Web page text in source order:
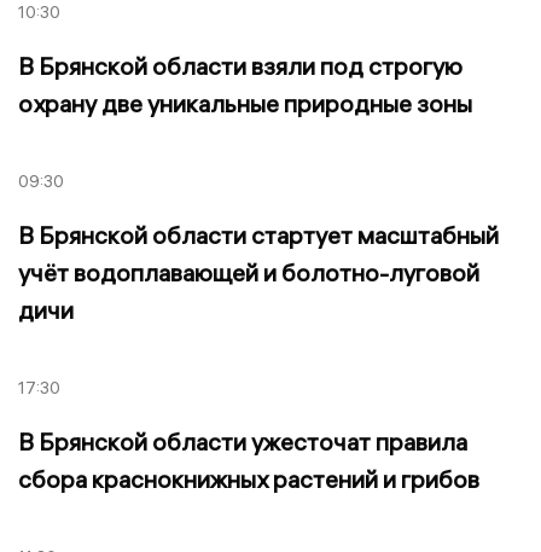
10:30
В Брянской области взяли под строгую
охрану две уникальные природные зоны
09:30
В Брянской области стартует масштабный
учёт водоплавающей и болотно-луговой
дичи
17:30
В Брянской области ужесточат правила
сбора краснокнижных растений и грибов